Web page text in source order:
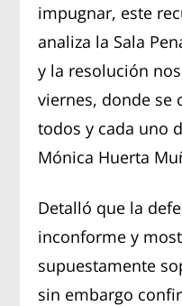
impugnar, este
analiza la Sala
y la resolución
viernes, donde se
todos y cada uno
Mónica Huerta
Detalló que la
inconforme y
supuestamente
sin embargo